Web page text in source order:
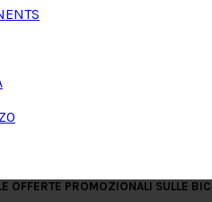
OFFERTE PROMOZIONALI SULLE